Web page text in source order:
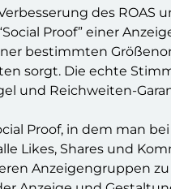
des
Proof” einer
bestimmten
sorgt. Die echte
und Reichweiten-
Proof, in dem man
Likes, Shares und
Anzeigengruppen